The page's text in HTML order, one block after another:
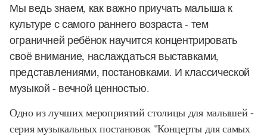
Мы ведь знаем, как важно приучать малыша к
культуре с самого раннего возраста - тем
ограничней ребёнок научится концентрировать
своё внимание, наслаждаться выставками,
представлениями, постановками. И классической
музыкой - вечной ценностью.
Одно из лучших мероприятий столицы для малышей -
серия музыкальных постановок "Концерты для самых